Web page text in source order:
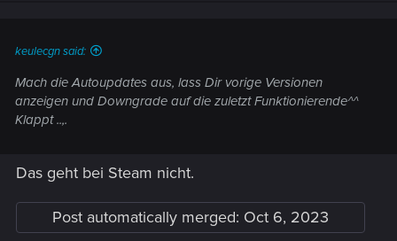
keulecgn said:
Mach die Autoupdates aus, lass Dir vorige Versionen
anzeigen und Downgrade auf die zuletzt Funktionierende^^
Klappt ..,.
Das geht bei Steam nicht.
Post automatically merged: Oct 6, 2023